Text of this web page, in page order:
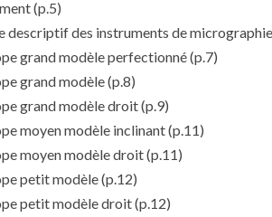
(p.5)
descriptif des instruments de micrographie
grand modèle perfectionné(p.7)
grand modèle(p.8)
grand modèle droit(p.9)
moyen modèle inclinant(p.11)
moyen modèle droit(p.11)
petit modèle(p.12)
petit modèle droit(p.12)